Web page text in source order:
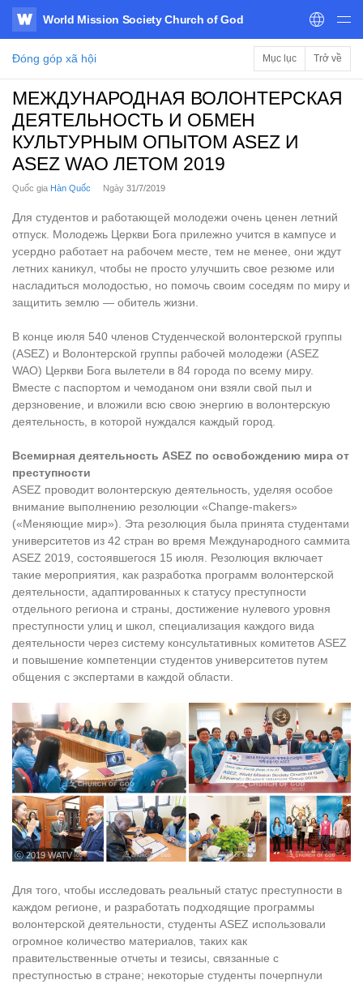
WATV
World Mission Society Church of God
Đóng góp xã hội Mục lục Trở về
МЕЖДУНАРОДНАЯ ВОЛОНТЕРСКАЯ
ДЕЯТЕЛЬНОСТЬ И ОБМЕН
КУЛЬТУРНЫМ ОПЫТОМ ASEZ И
ASEZ WAO ЛЕТОМ 2019
Quốc gia Hàn Quốc Ngày 31/7/2019
Для студентов и работающей молодежи очень ценен летний
отпуск. Молодежь Церкви Бога прилежно учится в кампусе и
усердно работает на рабочем месте, тем не менее, они ждут
летних каникул, чтобы не просто улучшить свое резюме или
насладиться молодостью, но помочь своим соседям по миру и
защитить землю — обитель жизни.
В конце июля 540 членов Студенческой волонтерской группы
(ASEZ) и Волонтерской группы рабочей молодежи (ASEZ
WAO) Церкви Бога вылетели в 84 города по всему миру.
Вместе с паспортом и чемоданом они взяли свой пыл и
дерзновение, и вложили всю свою энергию в волонтерскую
деятельность, в которой нуждался каждый город.
Всемирная деятельность ASEZ по освобождению мира от
преступности
ASEZ проводит волонтерскую деятельность, уделяя особое
внимание выполнению резолюции «Change-makers»
(«Меняющие мир»). Эта резолюция была принята студентами
университетов из 42 стран во время Международного саммита
ASEZ 2019, состоявшегося 15 июля. Резолюция включает
такие мероприятия, как разработка программ волонтерской
деятельности, адаптированных к статусу преступности
отдельного региона и страны, достижение нулевого уровня
преступности улиц и школ, специализация каждого вида
деятельности через систему консультативных комитетов ASEZ
и повышение компетенции студентов университетов путем
общения с экспертами в каждой области.
ⓒ 2019 WATV
Для того, чтобы исследовать реальный статус преступности в
каждом регионе, и разработать подходящие программы
волонтерской деятельности, студенты ASEZ использовали
огромное количество материалов, таких как
правительственные отчеты и тезисы, связанные с
преступностью в стране; некоторые студенты почерпнули